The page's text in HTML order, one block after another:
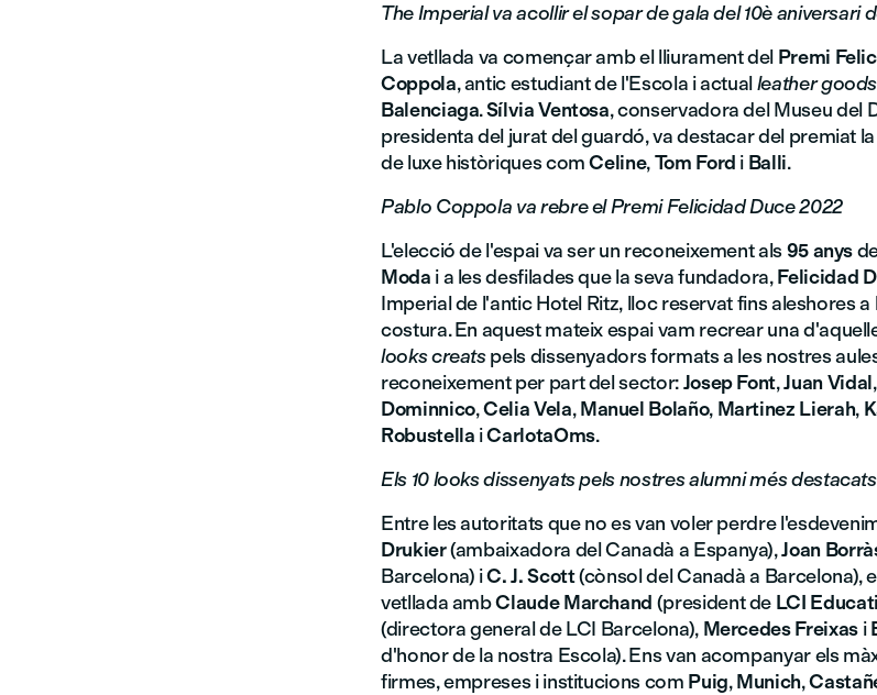
The Imperial va acollir el sopar de gala del 10è aniversari
La vetllada va començar amb el lliurament del Premi
Coppola, antic estudiant de l'Escola i actualleather
Balenciaga.Sílvia Ventosa, conservadora del Museu del
presidenta del jurat del guardó, va destacar del premiat
de luxe històriques comCeline,Tom Ford i Balli.
Pablo Coppola va rebre el Premi Felicidad Duce 2022
L'elecció de l'espai va ser un reconeixement als95 anys
Moda i a les desfilades que la seva fundadora,Felicidad
Imperial de l'antic Hotel Ritz, lloc reservat fins aleshores
costura. En aquest mateix espai vam recrear una
looks creatspels dissenyadors formats a les nostres
reconeixement per part del sector:Josep Font,Juan Vidal,
Dominnico,Celia Vela,Manuel Bolaño, Martinez Lierah,
Robustella iCarlotaOms.
Els 10 looks dissenyats pels nostres alumni més destacats
Entre les autoritats que no es van voler perdre
Drukier(ambaixadora del Canadà a Espanya),Joan
Barcelona) iC. J. Scott(cònsol del Canadà a Barcelona),
vetllada ambClaude Marchand (president de LCI
(directora general de LCI Barcelona), Mercedes Freixasi
d'honor de la nostra Escola). Ens van acompanyar els
firmes, empreses i institucions com Puig,Munich,